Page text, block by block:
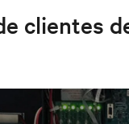
clientes